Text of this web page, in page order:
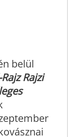
belül
Rajzi